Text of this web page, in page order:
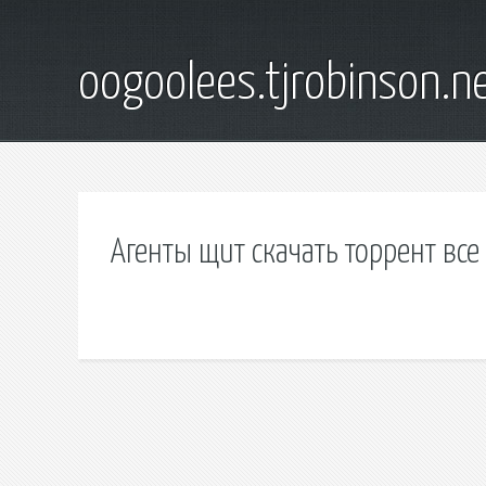
Агенты щит скачать торрент